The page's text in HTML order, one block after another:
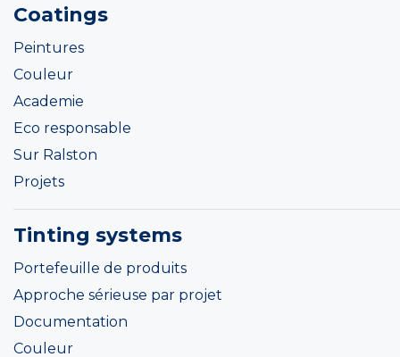
Coatings
Peintures
Couleur
Academie
Eco responsable
Sur Ralston
Projets
Tinting systems
Portefeuille de produits
Approche sérieuse par projet
Documentation
Couleur